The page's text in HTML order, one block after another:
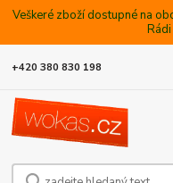
Veškeré zboží dostupné na
+420 380 830 198